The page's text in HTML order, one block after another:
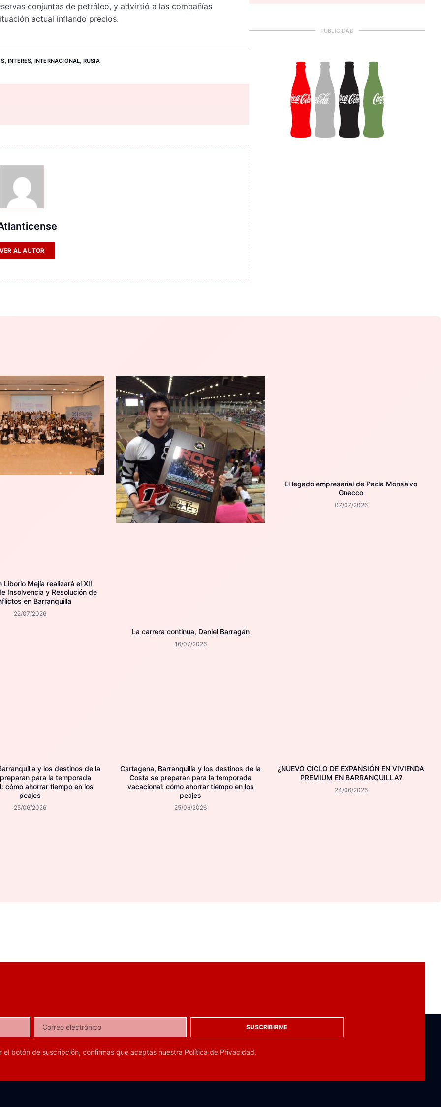
conjuntas de petróleo, y advirtió a las compañías
actual inflando precios.
, INTERES, INTERNACIONAL, RUSIA
VER AL AUTOR
PUBLICIDAD
Liborio Mejía realizará el XII
Insolvencia y Resolución de
en Barranquilla
22/07/2026
La carrera continua, Daniel Barragán
16/07/2026
El legado empresarial de Paola Monsalvo
Gnecco
07/07/2026
y los destinos de la
para la temporada
cómo ahorrar tiempo en los
peajes
25/06/2026
Cartagena, Barranquilla y los destinos de la
Costa se preparan para la temporada
vacacional: cómo ahorrar tiempo en los
peajes
25/06/2026
¿NUEVO CICLO DE EXPANSIÓN EN VIVIENDA
PREMIUM EN BARRANQUILLA?
24/06/2026
SUSCRIBIRME
el botón de suscripción, confirmas que aceptas nuestra Política de Privacidad.